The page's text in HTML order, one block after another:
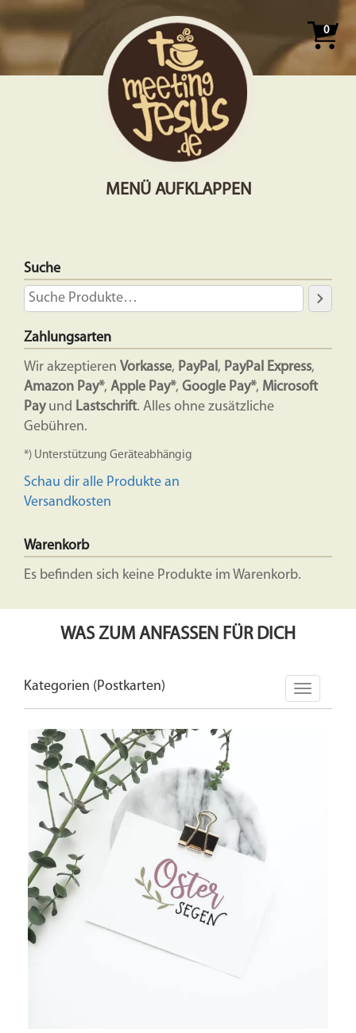
0
MENÜ AUFKLAPPEN
Suche
Zahlungsarten
Wir akzeptieren Vorkasse, PayPal, PayPal Express,
Amazon Pay*, Apple Pay*, Google Pay*, Microsoft
Payund Lastschrift. Alles ohne zusätzliche
Gebühren.
*) Unterstützung Geräteabhängig
Schau dir alle Produkte an
Versandkosten
Warenkorb
Es befinden sich keine Produkte im Warenkorb.
WAS ZUM ANFASSEN FÜR DICH
Kategorien (Postkarten)